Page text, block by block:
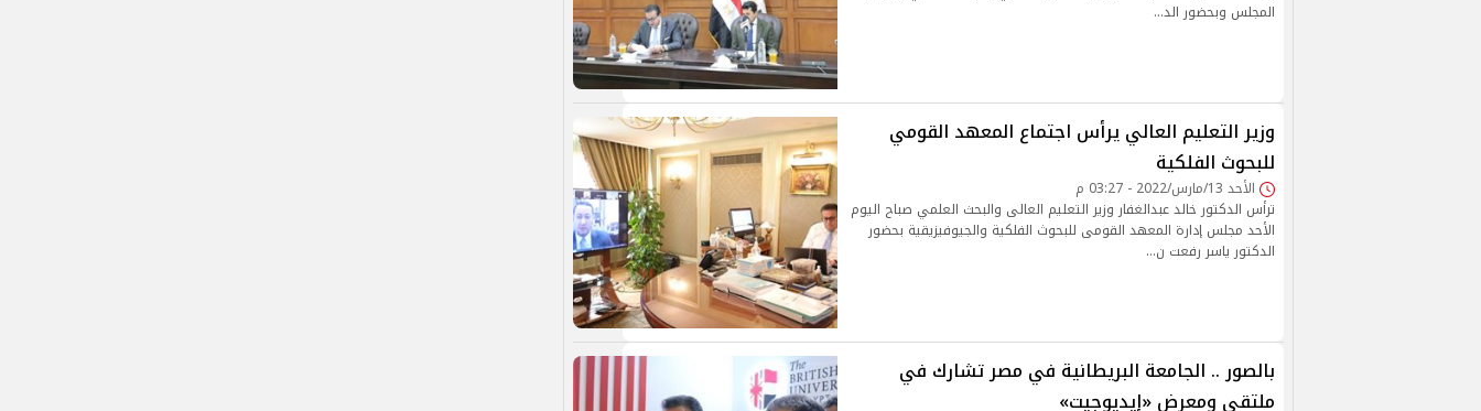
المجلس وبحضور الد…
وزير التعليم العالي يرأس اجتماع المعهد القومي
للبحوث الفلكية
الأحد 13/مارس/2022 - 03:27 م
ترأس الدكتور خالد عبدالغفار وزير التعليم العالى والبحث العلمي صباح اليوم
الأحد مجلس إدارة المعهد القومى للبحوث الفلكية والجيوفيزيقية بحضور
الدكتور ياسر رفعت ن…
بالصور .. الجامعة البريطانية في مصر تشارك في
ملتقى ومعرض «إيديوجيت»